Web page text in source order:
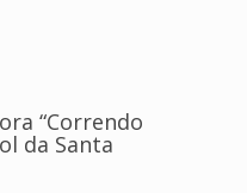
“Correndo
da Santa